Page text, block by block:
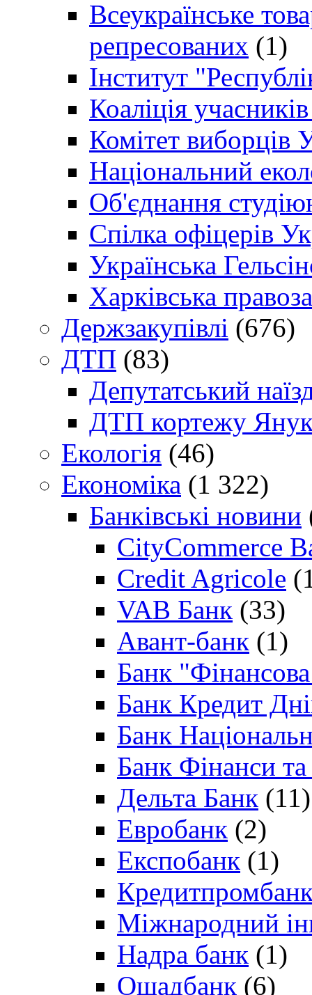
Всеукраїнське
репресованих (1)
Інститут
Коаліція
Комітет виборців
Національний
Об'єднання
Спілка офіцерів
Українська
Харківська
Держзакупівлі (676)
ДТП (83)
Депутатський
ДТП кортежу
Екологія (46)
Економіка (1 322)
Банківські новини
CityCommerce
Credit Agricole
VAB Банк (33)
Авант-банк (1)
Банк "Фінансова
Банк Кредит
Банк
Банк Фінанси
Дельта Банк (11)
Евробанк (2)
Експобанк (1)
Міжнародний
Надра банк (1)
Ощадбанк (6)